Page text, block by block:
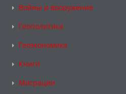
Войны и вооружение
Геополитика
Геоэкономика
Книги
Миграции